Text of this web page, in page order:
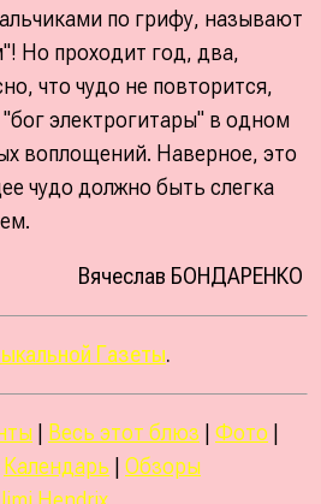
по грифу, называют
Но проходит год, два,
что чудо не повторится,
электрогитары" в одном
воплощений. Наверное, это
чудо должно быть слегка
Вячеслав БОНДАРЕНКО
Газеты.
Весь этот блюз Фото
Календарь
Обзоры